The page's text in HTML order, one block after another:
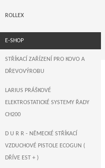
ROLLEX
E-SHOP
STŘÍKACÍ ZAŘÍZENÍ PRO KOVO A
DŘEVOVÝROBU
LARIUS PRÁŠKOVÉ
ELEKTROSTATICKÉ SYSTEMY ŘADY
CH200
D U R R - NĚMECKÉ STŘÍKACÍ
VZDUCHOVÉ PISTOLE ECOGUN (
DŘÍVE EST + )